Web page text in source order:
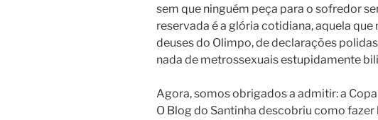
sem que ninguém peça para o sofredor
reservada é a glória cotidiana, aquela que
deuses do Olimpo, de declarações
nada de metrossexuais estupidamente
Agora, somos obrigados a admitir: a
O Blog do Santinha descobriu como